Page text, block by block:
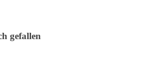
gefallen